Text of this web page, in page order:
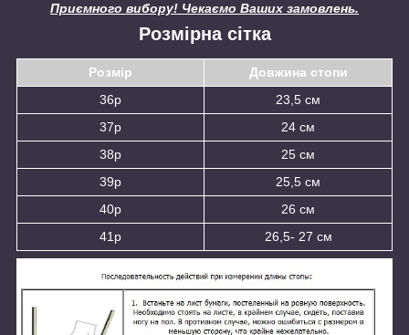
Приємного вибору! Чекаємо Ваших замовлень.
Розмірна сітка
Розмір
Довжина стопи
36р
23,5 см
37р
24 см
38р
25 см
39р
25,5 см
40р
26 см
41р
26,5- 27 см